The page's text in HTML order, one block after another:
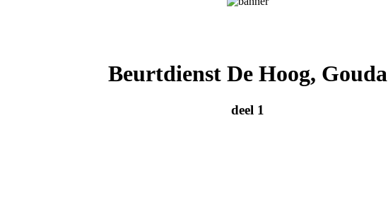
Beurtdienst De Hoog, Gouda
deel 1